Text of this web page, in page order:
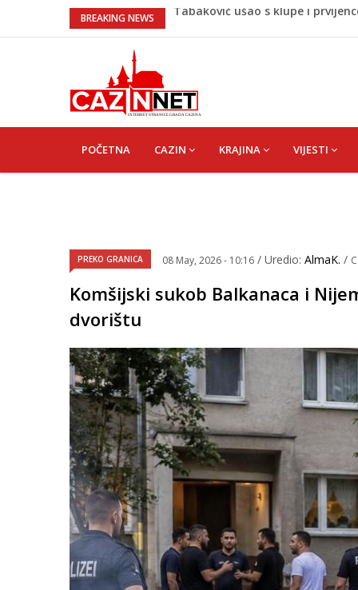
BREAKING NEWS
“Pečat slobodi 2026”: U
kantona
Velika Kladuša pod udarom
tragediju
Tabaković ušao s klupe i
NAVIGATION
POČETNA CAZIN KRAJINA VIJESTI
PREKO GRANICA 08 May, 2026 - 10:16 / Uredio: AlmaK. /
Komšijski sukob Balkanaca i
dvorištu